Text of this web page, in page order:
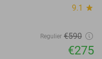
9.1 star
Regulier €590
€275